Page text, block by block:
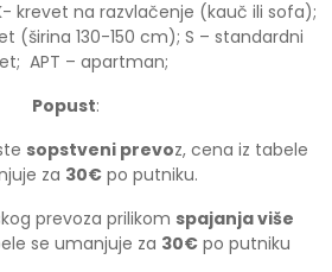
krevet na razvlačenje (kauč ili sofa);
(širina 130-150 cm); S – standardni
APT – apartman;
Popust:
sopstveni prevoz, cena iz tabele
za 30€ po putniku.
prevoza prilikom spajanja više
se umanjuje za 30€ po putniku